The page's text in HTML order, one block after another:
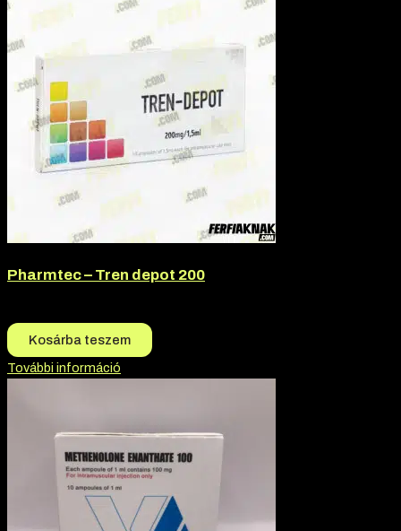
Pharmtec – Tren depot 200
Kosárba teszem
További információ